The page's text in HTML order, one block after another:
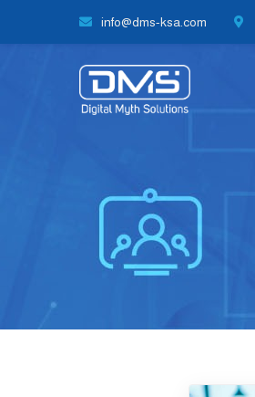
info@dms-ksa.com